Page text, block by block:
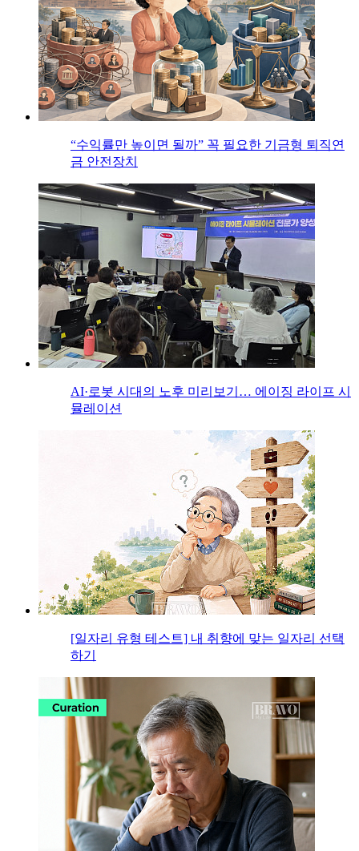
“수익률만 높이면 될까” 꼭 필요한 기금형 퇴직연
금 안전장치
AI·로봇 시대의 노후 미리보기… 에이징 라이프 시
뮬레이션
[일자리 유형 테스트] 내 취향에 맞는 일자리 선택
하기